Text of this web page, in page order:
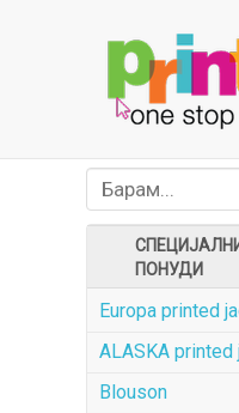
ПОНУДИ
Europa printed
ALASKA printed
Blouson